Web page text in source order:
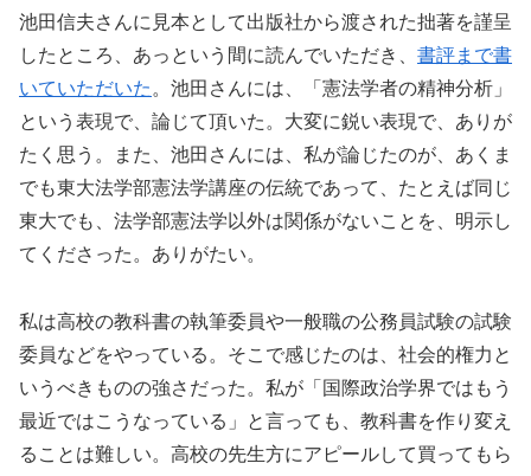
池田信夫さんに見本として出版社から渡された拙著を謹呈
したところ、あっという間に読んでいただき、 書評まで書
いていただいた 。池田さんには、「憲法学者の精神分析」
という表現で、論じて頂いた。大変に鋭い表現で、ありが
たく思う。また、池田さんには、私が論じたのが、あくま
でも東大法学部憲法学講座の伝統であって、たとえば同じ
東大でも、法学部憲法学以外は関係がないことを、明示し
てくださった。ありがたい。
私は高校の教科書の執筆委員や一般職の公務員試験の試験
委員などをやっている。そこで感じたのは、社会的権力と
いうべきものの強さだった。私が「国際政治学界ではもう
最近ではこうなっている」と言っても、教科書を作り変え
ることは難しい。高校の先生方にアピールして買ってもら